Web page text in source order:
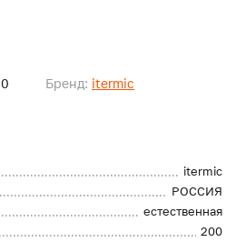
Бренд: itermic
itermic
РОССИЯ
естественная
200